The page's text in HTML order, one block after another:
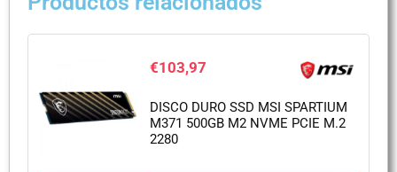
€103,97
DISCO DURO SSD MSI SPARTIUM
M371 500GB M2 NVME PCIE M.2
2280